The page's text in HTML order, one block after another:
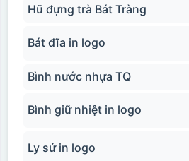
Hũ đựng trà Bát Tràng
Bát đĩa in logo
Bình nước nhựa TQ
Bình giữ nhiệt in logo
Ly sứ in logo